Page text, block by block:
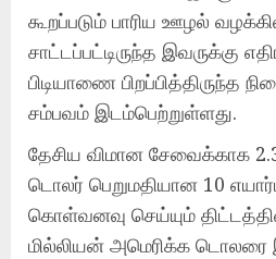
கூறப்படும் பாரிய ஊழல்
சாட்டப்பட்டிருந்த இவருக்கு
பிடியாணை பிறப்பித்திருந்த
சம்பவம் இடம்பெற்றுள்ளது.
தேசிய விமான சேவைக்காக
டொலர் பெறுமதியான 10
கொள்வனவு செய்யும்
மில்லியன் அமெரிக்க டொலரை